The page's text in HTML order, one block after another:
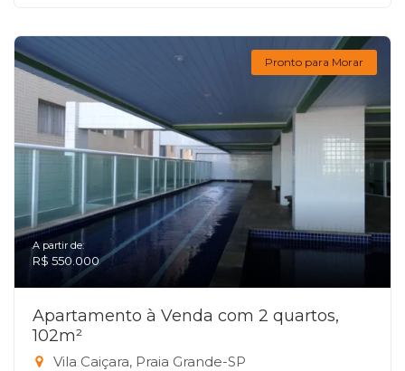
Pronto para Morar
A partir de:
R$ 550.000
Apartamento à Venda com 2 quartos,
102m²
Vila Caiçara, Praia Grande-SP